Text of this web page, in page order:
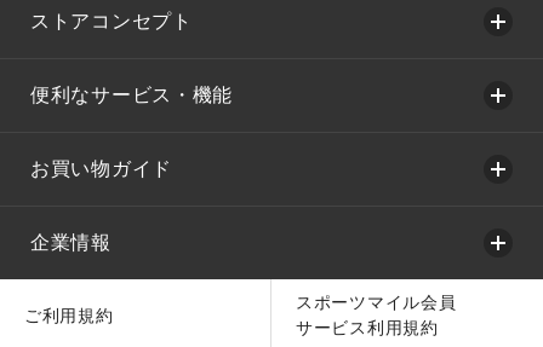
ストアコンセプト
便利なサービス・機能
お買い物ガイド
企業情報
ご利用規約
スポーツマイル会員
サービス利用規約